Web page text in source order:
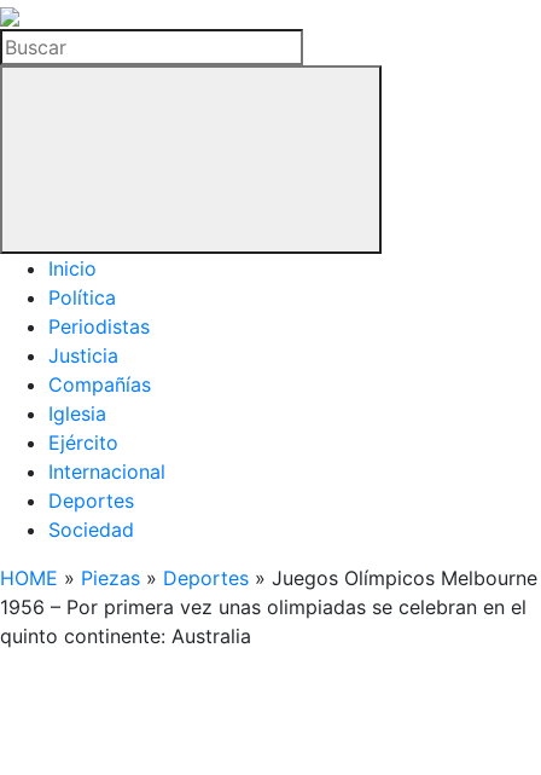
La
Hemeroteca
del
Buscar
Inicio
Política
Periodistas
Justicia
Compañías
Iglesia
Ejército
Internacional
Deportes
Sociedad
HOME » Piezas » Deportes » Juegos Olímpicos Melbourne
1956 – Por primera vez unas olimpiadas se celebran en el
quinto continente: Australia